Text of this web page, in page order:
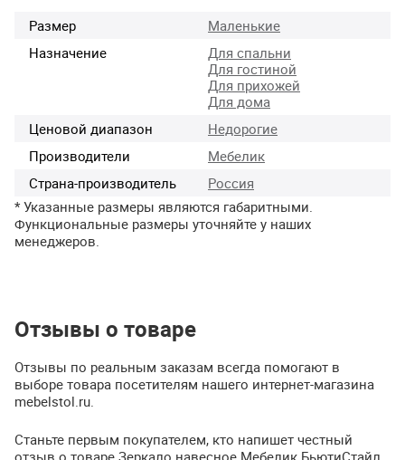
Размер
Маленькие
Назначение
Для спальни
Для гостиной
Для прихожей
Для дома
Ценовой диапазон
Недорогие
Производители
Мебелик
Страна-производитель
Россия
* Указанные размеры являются габаритными.
Функциональные размеры уточняйте у наших
менеджеров.
Отзывы о товаре
Отзывы по реальным заказам всегда помогают в
выборе товара посетителям нашего интернет-магазина
mebelstol.ru.
Станьте первым покупателем, кто напишет честный
отзыв о товаре Зеркало навесное Мебелик БьютиСтайл